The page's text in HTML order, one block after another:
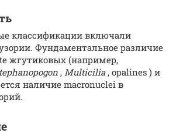
классификации включали
Фундаментальное различие
жгутиковых (например,
, Multicilia, opalines ) и
наличие macronuclei в